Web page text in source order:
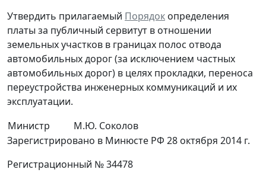
Утвердить прилагаемый Порядок определения
платы за публичный сервитут в отношении
земельных участков в границах полос отвода
автомобильных дорог (за исключением частных
автомобильных дорог) в целях прокладки, переноса
переустройства инженерных коммуникаций и их
эксплуатации.
Министр
М.Ю. Соколов
Зарегистрировано в Минюсте РФ 28 октября 2014 г.
Регистрационный № 34478